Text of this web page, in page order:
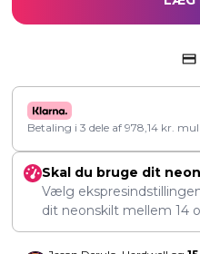
Betaling i 3 dele af 978,14 kr.
Skal du bruge dit
Vælg
dit neonskilt mellem 14